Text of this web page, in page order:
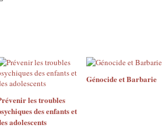
les troubles
des enfants et
adolescents
Génocide et Barbarie